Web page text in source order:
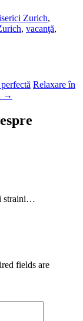
Zurich,
, vacanţă,
Relaxare în
→
straini…
fields are